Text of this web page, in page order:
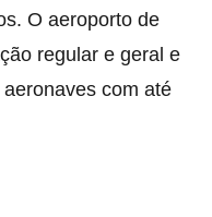
O aeroporto de
regular e geral e
com até